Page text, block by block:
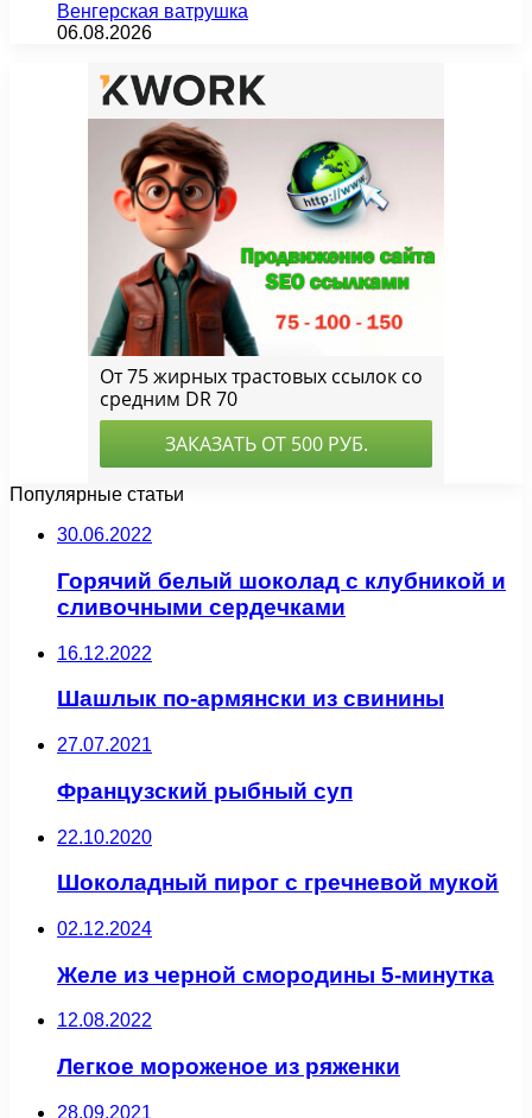
Венгерская ватрушка
06.08.2026
Популярные статьи
30.06.2022
Горячий белый шоколад с клубникой и
сливочными сердечками
16.12.2022
Шашлык по-армянски из свинины
27.07.2021
Французский рыбный суп
22.10.2020
Шоколадный пирог с гречневой мукой
02.12.2024
Желе из черной смородины 5-минутка
12.08.2022
Легкое мороженое из ряженки
28.09.2021